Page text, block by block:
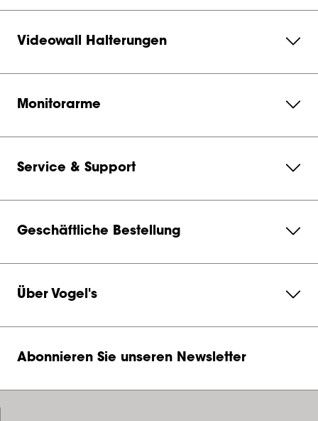
Videowall Halterungen
Monitorarme
Service & Support
Geschäftliche Bestellung
Über Vogel's
Abonnieren Sie unseren Newsletter